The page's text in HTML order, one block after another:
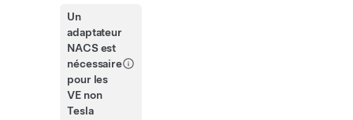
Un
adaptateur
NACS est
nécessaire
pour les
VE non
Tesla